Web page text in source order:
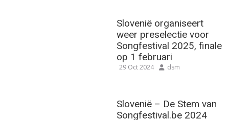
Slovenië organiseert
weer preselectie voor
Songfestival 2025, finale
op 1 februari
29 Oct 2024 dsm
Slovenië – De Stem van
Songfestival.be 2024